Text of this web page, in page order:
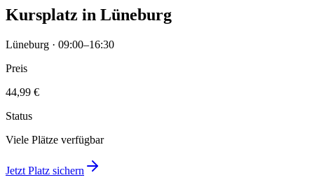
Kursplatz in Lüneburg
Lüneburg · 09:00–16:30
Preis
44,99 €
Status
Viele Plätze verfügbar
Jetzt Platz sichern